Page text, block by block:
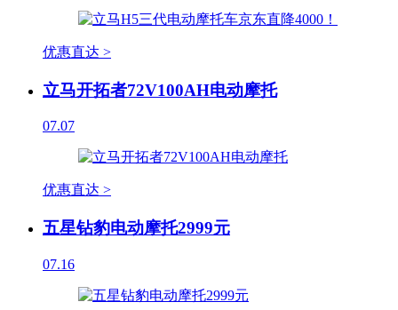
优惠直达 >
立马开拓者72V100AH电动摩托
07.07
优惠直达 >
五星钻豹电动摩托2999元
07.16